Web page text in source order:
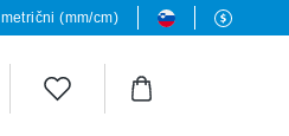
metrični (mm/cm)